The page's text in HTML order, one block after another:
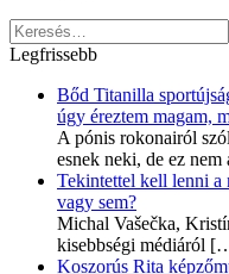
Keresés:
Legfrissebb
Bőd Titanilla
úgy éreztem magam,
A pónis rokonairól
esnek neki, de ez nem
Tekintettel kell lenni a
vagy sem?
Michal Vašečka,
kisebbségi médiáról
Koszorús Rita